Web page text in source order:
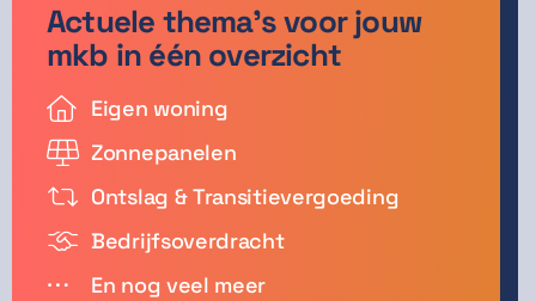
Actuele thema's voor jouw
mkb in één overzicht
 Eigen woning
 Zonnepanelen
 Ontslag & Transitievergoeding
 Bedrijfsoverdracht

En nog veel meer